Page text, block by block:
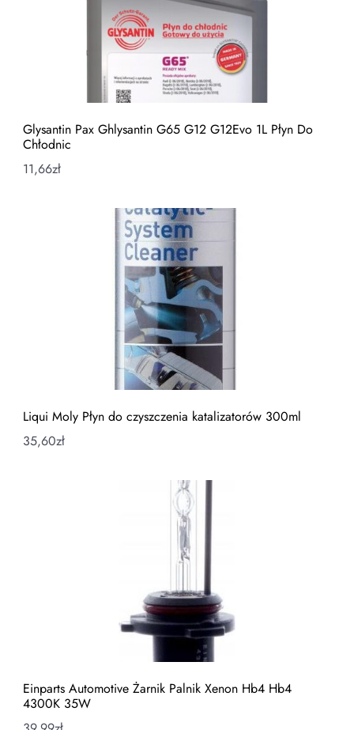
Glysantin Pax Ghlysantin G65 G12 G12Evo 1L Płyn Do
Chłodnic
11,66zł
Liqui Moly Płyn do czyszczenia katalizatorów 300ml
35,60zł
Einparts Automotive Żarnik Palnik Xenon Hb4 Hb4
4300K 35W